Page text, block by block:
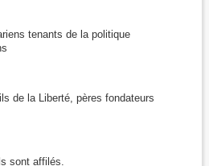
tenants de la politique
de la Liberté, pères fondateurs
sont affilés.